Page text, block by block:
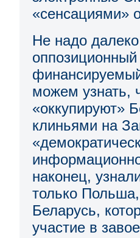
«сенсациями»
Не надо
можем узнать,
«оккупируют»
клиньями на
наконец,
только
Беларусь,
участие в